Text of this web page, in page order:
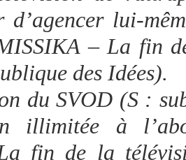
d’agencer lui-
– La fin
des Idées).
du SVOD (S :
illimitée à
fin de la